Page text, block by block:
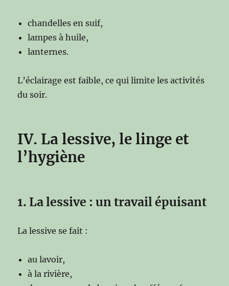
chandelles en suif,
lampes à huile,
lanternes.
L’éclairage est faible, ce qui limite les activités
du soir.
IV. La lessive, le linge et
l’hygiène
1. La lessive : un travail épuisant
La lessive se fait :
au lavoir,
à la rivière,